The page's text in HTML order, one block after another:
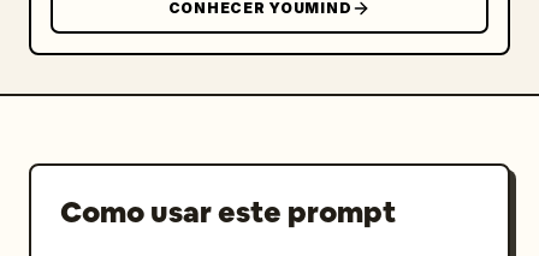
CONHECER YOUMIND
Como usar este prompt